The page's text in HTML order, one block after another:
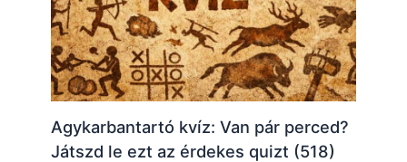
Agykarbantartó kvíz: Van pár perced?
Játszd le ezt az érdekes quizt (518)